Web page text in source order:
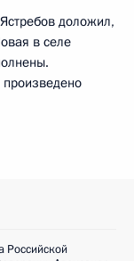
доложил,
в селе
произведено
Российской